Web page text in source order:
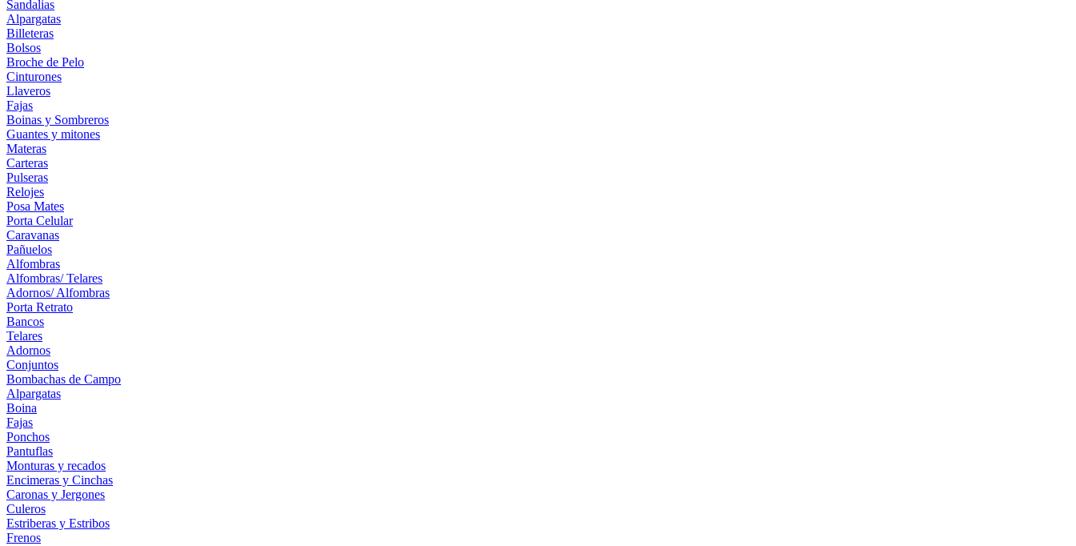
Sandalias
Alpargatas
Billeteras
Bolsos
Broche de Pelo
Cinturones
Llaveros
Fajas
Boinas y Sombreros
Guantes y mitones
Materas
Carteras
Pulseras
Relojes
Posa Mates
Porta Celular
Caravanas
Pañuelos
Alfombras
Alfombras/ Telares
Adornos/ Alfombras
Porta Retrato
Bancos
Telares
Adornos
Conjuntos
Bombachas de Campo
Alpargatas
Boina
Fajas
Ponchos
Pantuflas
Monturas y recados
Encimeras y Cinchas
Caronas y Jergones
Culeros
Estriberas y Estribos
Frenos